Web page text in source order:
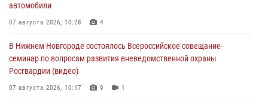
автомобили
07 августа 2026, 10:28 4
В Нижнем Новгороде состоялось Всероссийское совещание-
семинар по вопросам развития вневедомственной охраны
Росгвардии (видео)
07 августа 2026, 10:17 9 1